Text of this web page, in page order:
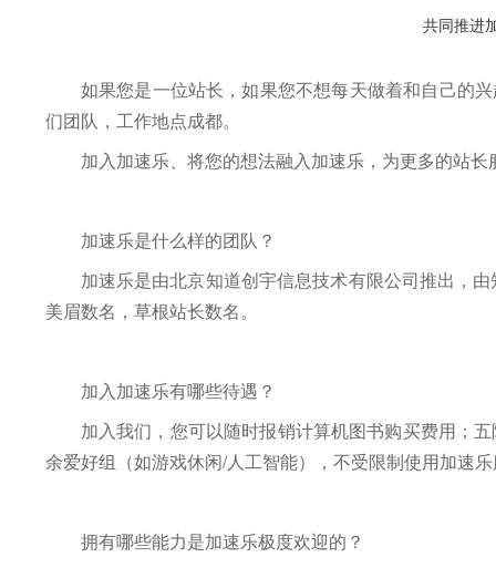
共同推进
如果您是一位站长，如果您不想每天做着和自己的
们团队，工作地点成都。
加入加速乐、将您的想法融入加速乐，为更多的站
加速乐是什么样的团队？
加速乐是由北京知道创宇信息技术有限公司推出，
美眉数名，草根站长数名。
加入加速乐有哪些待遇？
加入我们，您可以随时报销计算机图书购买费用；
余爱好组（如游戏休闲/人工智能），不受限制使用加速
拥有哪些能力是加速乐极度欢迎的？